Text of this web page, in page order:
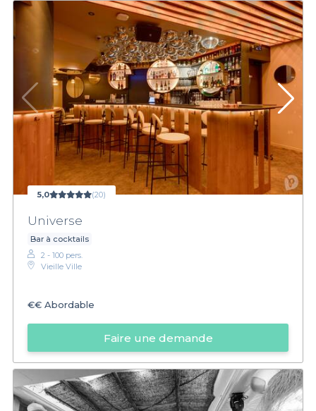
5,0 (20)
Universe
Bar à cocktails
2 - 100 pers.
Vieille Ville
€€ Abordable
Faire une demande